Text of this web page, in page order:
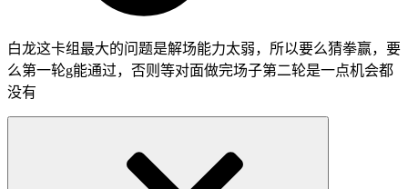
白龙这卡组最大的问题是解场能力太弱，所以要么猜拳赢，要
么第一轮g能通过，否则等对面做完场子第二轮是一点机会都
没有